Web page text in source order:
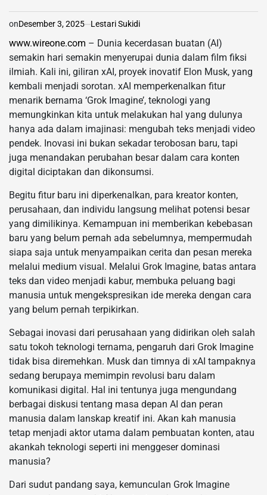
onDesember 3, 2025 Lestari Sukidi
www.wireone.com – Dunia kecerdasan buatan (AI)
semakin hari semakin menyerupai dunia dalam film fiksi
ilmiah. Kali ini, giliran xAI, proyek inovatif Elon Musk, yang
kembali menjadi sorotan. xAI memperkenalkan fitur
menarik bernama ‘Grok Imagine’, teknologi yang
memungkinkan kita untuk melakukan hal yang dulunya
hanya ada dalam imajinasi: mengubah teks menjadi video
pendek. Inovasi ini bukan sekadar terobosan baru, tapi
juga menandakan perubahan besar dalam cara konten
digital diciptakan dan dikonsumsi.
Begitu fitur baru ini diperkenalkan, para kreator konten,
perusahaan, dan individu langsung melihat potensi besar
yang dimilikinya. Kemampuan ini memberikan kebebasan
baru yang belum pernah ada sebelumnya, mempermudah
siapa saja untuk menyampaikan cerita dan pesan mereka
melalui medium visual. Melalui Grok Imagine, batas antara
teks dan video menjadi kabur, membuka peluang bagi
manusia untuk mengekspresikan ide mereka dengan cara
yang belum pernah terpikirkan.
Sebagai inovasi dari perusahaan yang didirikan oleh salah
satu tokoh teknologi ternama, pengaruh dari Grok Imagine
tidak bisa diremehkan. Musk dan timnya di xAI tampaknya
sedang berupaya memimpin revolusi baru dalam
komunikasi digital. Hal ini tentunya juga mengundang
berbagai diskusi tentang masa depan AI dan peran
manusia dalam lanskap kreatif ini. Akan kah manusia
tetap menjadi aktor utama dalam pembuatan konten, atau
akankah teknologi seperti ini menggeser dominasi
manusia?
Dari sudut pandang saya, kemunculan Grok Imagine